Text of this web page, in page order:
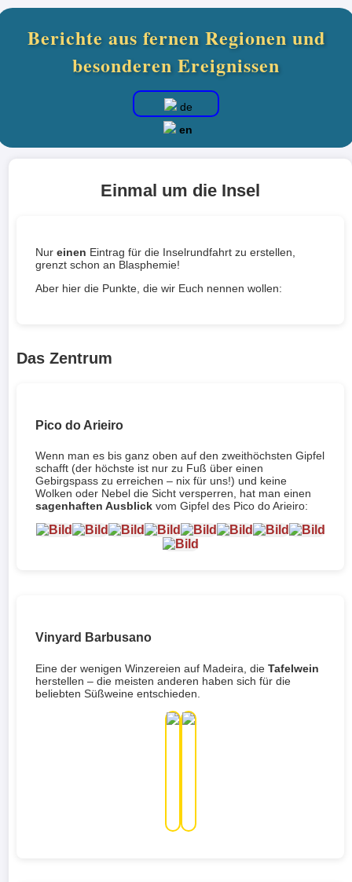
Berichte aus fernen Regionen und
besonderen Ereignissen
de
en
Einmal um die Insel
Nureinen Eintrag für die Inselrundfahrt zu erstellen,
grenzt schon an Blasphemie!
Aber hier die Punkte, die wir Euch nennen wollen:
Das Zentrum
Pico do Arieiro
Wenn man es bis ganz oben auf den zweithöchsten Gipfel
schafft (der höchste ist nur zu Fuß über einen
Gebirgspass zu erreichen – nix für uns!) und keine
Wolken oder Nebel die Sicht versperren, hat man einen
sagenhaften Ausblick vom Gipfel des Pico do Arieiro:
Vinyard Barbusano
Eine der wenigen Winzereien auf Madeira, dieTafelwein
herstellen – die meisten anderen haben sich für die
beliebten Süßweine entschieden.